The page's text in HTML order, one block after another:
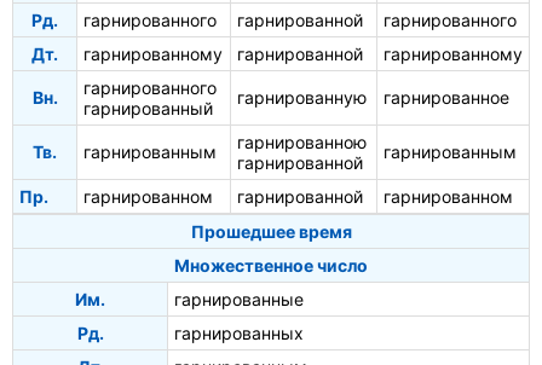
Рд.
гарнированного гарнированной
гарнированного
Дт.
гарнированному гарнированной гарнированному
Вн.
гарнированного
гарнированный
гарнированную гарнированное
Тв. гарнированным
гарнированною
гарнированной
гарнированным
Пр. гарнированном гарнированной
гарнированном
Прошедшее время
Множественное число
Им.
гарнированные
Рд.
гарнированных